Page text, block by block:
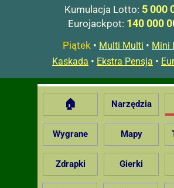
Kumulacja Lotto: 5 000
Eurojackpot: 140 000
Piątek • Multi Multi • Mini
Kaskada • Ekstra Pensja •
🏠 Narzędzia
Wygrane Mapy
Zdrapki Gierki